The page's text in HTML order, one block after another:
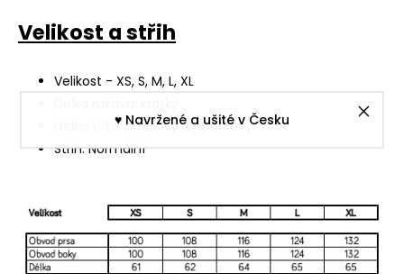
♥︎ Navržené a ušité v Česku
Velikost a střih
Velikost - XS, S, M, L, XL
Délka trika: podle výšky postavy
Střih: Normální